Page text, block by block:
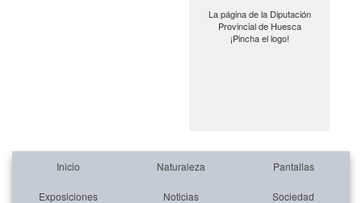
La página de la Diputación
Provincial de Huesca
¡Pincha el logo!
Inicio Naturaleza Pantallas
Exposiciones Noticias Sociedad